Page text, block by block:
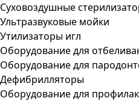
Суховоздушные
Ультразвуковые мойки
Утилизаторы игл
Оборудование для
Оборудование для
Дефибрилляторы
Оборудование для